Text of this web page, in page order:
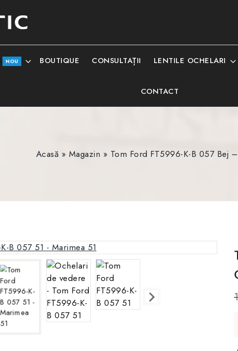
NOU BOUTIQUE CONSULTAȚII LENTILE OCHELARI
CONTACT
Acasă » Magazin » Tom Ford FT5996-K-B 057 Bej